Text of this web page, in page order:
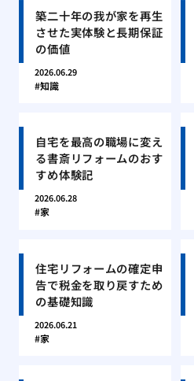
築二十年の我が家を再生
させた実体験と長期保証
の価値
2026.06.29
知識
自宅を最高の職場に変え
る書斎リフォームのおす
すめ体験記
2026.06.28
家
住宅リフォームの確定申
告で税金を取り戻すため
の基礎知識
2026.06.21
家